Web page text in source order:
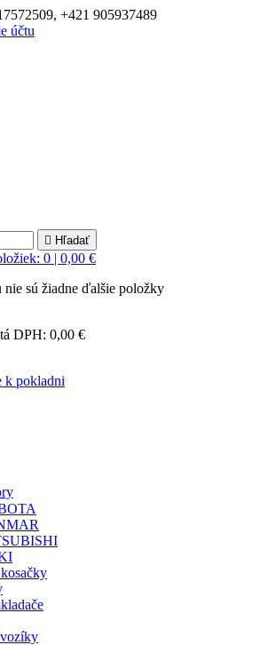
+421 905937489
účtu
 Hľadať
0 | 0,00 €
nie sú žiadne ďalšie položky
DPH: 0,00 €
k pokladni